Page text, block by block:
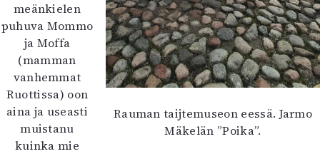
Rauman taijtemuseon eessä. Jarmo
Mäkelän ”Poika”.
meänkielen
puhuva Mommo
ja Moffa
(mamman
vanhemmat
Ruottissa) oon
aina ja useasti
muistanu
kuinka mie